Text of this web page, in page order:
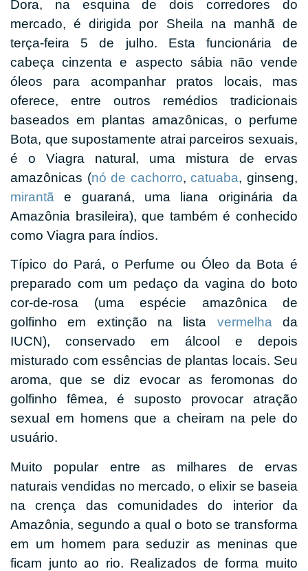
Dora, na esquina de dois corredores do
mercado, é dirigida por Sheila na manhã de
terça-feira 5 de julho. Esta funcionária de
cabeça cinzenta e aspecto sábia não vende
óleos para acompanhar pratos locais, mas
oferece, entre outros remédios tradicionais
baseados em plantas amazônicas, o perfume
Bota, que supostamente atrai parceiros sexuais,
é o Viagra natural, uma mistura de ervas
amazônicas (nó de cachorro,catuaba, ginseng,
mirantã e guaraná, uma liana originária da
Amazônia brasileira), que também é conhecido
como Viagra para índios.
Típico do Pará, o Perfume ou Óleo da Bota é
preparado com um pedaço da vagina do boto
cor-de-rosa (uma espécie amazônica de
golfinho em extinção na lista vermelha da
IUCN), conservado em álcool e depois
misturado com essências de plantas locais. Seu
aroma, que se diz evocar as feromonas do
golfinho fêmea, é suposto provocar atração
sexual em homens que a cheiram na pele do
usuário.
Muito popular entre as milhares de ervas
naturais vendidas no mercado, o elixir se baseia
na crença das comunidades do interior da
Amazônia, segundo a qual o boto se transforma
em um homem para seduzir as meninas que
ficam junto ao rio. Realizados de forma muito